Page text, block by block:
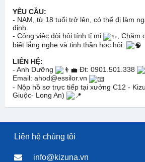
YÊU CẦU:
- NAM, từ 18 tuổi trở lên, có thể đi làm
định.
- Công việc đòi hỏi tính tỉ mỉ
, Chăm
biết lắng nghe và tinh thần học hỏi.
LIÊN HỆ:
- Anh Dưỡng
Đt: 0901.501.338
Email: ahod@essilor.vn
- Nộp hồ sơ trực tiếp tại xưởng C12 -
Giuộc- Long An)
Liên hệ chúng tôi
info@kizuna.vn